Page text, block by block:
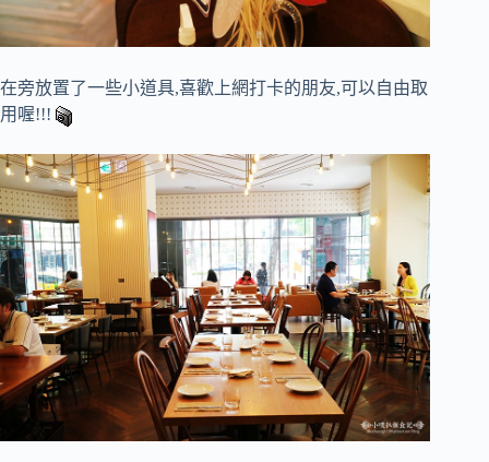
在旁放置了一些小道具,喜歡上網打卡的朋友,可以自由取
用喔!!!